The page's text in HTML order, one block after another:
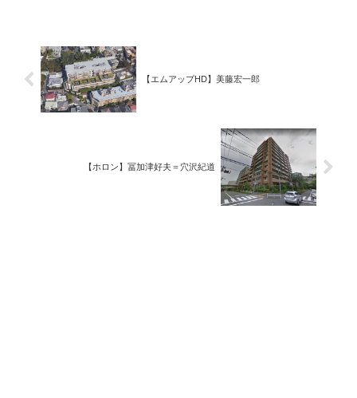
【エムアップHD】美藤宏一郎
【ホロン】冨加津好夫＝穴沢紀道